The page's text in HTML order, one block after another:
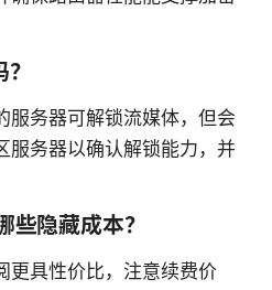
服务器可解锁流媒体，但会
服务器以确认解锁能力，并
些隐藏成本？
更具性价比，注意续费价